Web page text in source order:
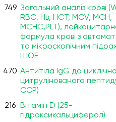
749 Загальний аналіз крові
RBC, Нв, HCT, MCV, МСН,
МСНС,PLT),
формула крові з
та мікроскопічним
ШОЕ
470 Антитіла IgG до
цитрулінованого
CCP)
216
Вітамін D (25-
гідроксикальциферол)